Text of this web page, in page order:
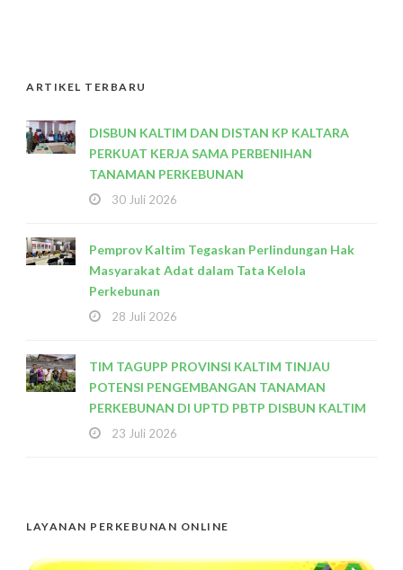
ARTIKEL TERBARU
DISBUN KALTIM DAN DISTAN KP KALTARA
PERKUAT KERJA SAMA PERBENIHAN
TANAMAN PERKEBUNAN
30 Juli 2026
Pemprov Kaltim Tegaskan Perlindungan Hak
Masyarakat Adat dalam Tata Kelola
Perkebunan
28 Juli 2026
TIM TAGUPP PROVINSI KALTIM TINJAU
POTENSI PENGEMBANGAN TANAMAN
PERKEBUNAN DI UPTD PBTP DISBUN KALTIM
23 Juli 2026
LAYANAN PERKEBUNAN ONLINE